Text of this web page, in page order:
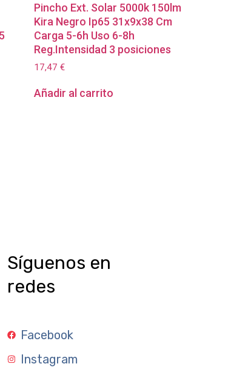
Pincho Ext. Solar 5000k 150lm
Kira Negro Ip65 31x9x38 Cm
Carga 5-6h Uso 6-8h
Reg.Intensidad 3 posiciones
17,47€
Añadir al carrito
Síguenos en
redes
Facebook
Instagram